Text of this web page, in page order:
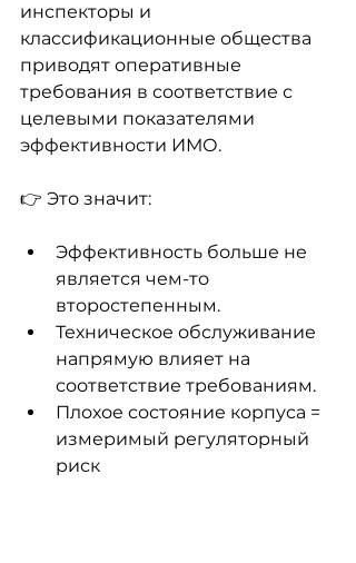
инспекторы и
классификационные общества
приводят оперативные
требования в соответствие с
целевыми показателями
эффективности ИМО.
👉 Это значит:
Эффективность больше не
является чем-то
второстепенным.
Техническое обслуживание
напрямую влияет на
соответствие требованиям.
Плохое состояние корпуса =
измеримый регуляторный
риск